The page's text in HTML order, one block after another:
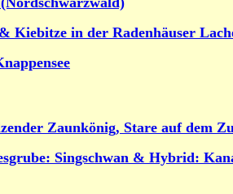
Kiebitze in der Radenhäuser
Zaunkönig, Stare auf dem
Singschwan & Hybrid: